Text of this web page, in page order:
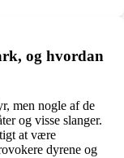
og hvordan
men nogle af de
og visse slanger.
at være
dyrene og